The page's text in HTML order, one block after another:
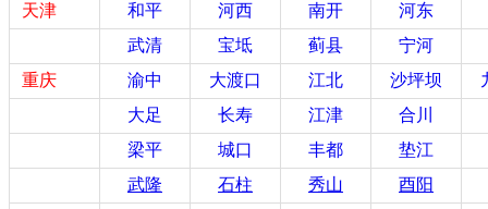
天津
和平 河西 南开
河东
武清
宝坻 蓟县
宁河
重庆
渝中 大渡口 江北 沙坪坝
大足
长寿 江津
合川
梁平
城口 丰都
垫江
武隆
石柱 秀山
酉阳